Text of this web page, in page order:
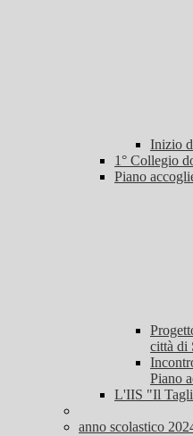
Inizio
1° Collegio
Piano
città di
Piano
L'IIS "Il
anno scolastico